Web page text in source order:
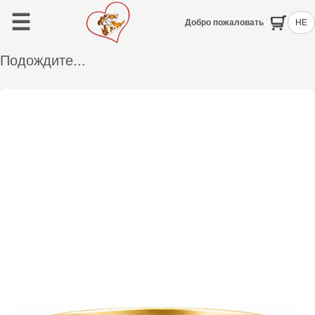
☰ Добро пожаловать HE
Подождите...